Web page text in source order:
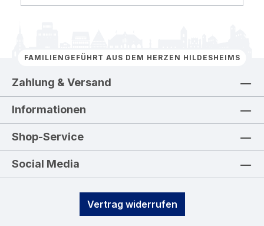
FAMILIENGEFÜHRT AUS DEM HERZEN HILDESHEIMS
Zahlung & Versand
Informationen
Shop-Service
Social Media
Vertrag widerrufen